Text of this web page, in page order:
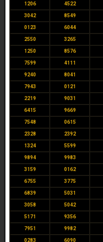
1206 4522
3042 8549
0123 6044
2550 3265
1250 8576
7599 4111
9240 8041
7943 0121
2219 9031
6415 9669
7548 0615
2328 2392
1324 5599
9894 9983
3159 0162
6755 3775
6839 5031
3058 5042
5171 9356
7951 9982
0283 6090